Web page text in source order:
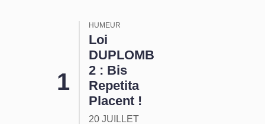
HUMEUR
Loi
DUPLOMB
2 : Bis
Repetita
Placent !
20 JUILLET